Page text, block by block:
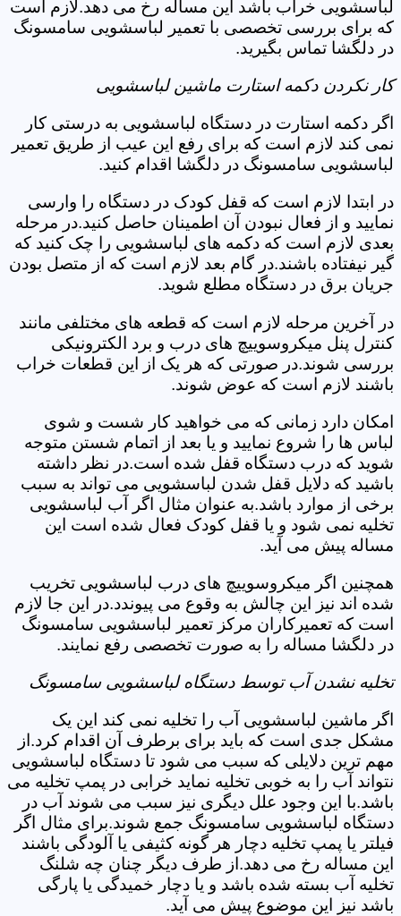
لباسشویی خراب باشد این مساله رخ می دهد.لازم است
که برای بررسی تخصصی با تعمیر لباسشویی سامسونگ
در دلگشا تماس بگیرید.
کار نکردن دکمه استارت ماشین لباسشویی
اگر دکمه استارت در دستگاه لباسشویی به درستی کار
نمی کند لازم است که برای رفع این عیب از طریق تعمیر
لباسشویی سامسونگ در دلگشا اقدام کنید.
در ابتدا لازم است که قفل کودک در دستگاه را وارسی
نمایید و از فعال نبودن آن اطمینان حاصل کنید.در مرحله
بعدی لازم است که دکمه های لباسشویی را چک کنید که
گیر نیفتاده باشند.در گام بعد لازم است که از متصل بودن
جریان برق در دستگاه مطلع شوید.
در آخرین مرحله لازم است که قطعه های مختلفی مانند
کنترل پنل میکروسوییچ های درب و برد الکترونیکی
بررسی شوند.در صورتی که هر یک از این قطعات خراب
باشند لازم است که عوض شوند.
امکان دارد زمانی که می خواهید کار شست و شوی
لباس ها را شروع نمایید و یا بعد از اتمام شستن متوجه
شوید که درب دستگاه قفل شده است.در نظر داشته
باشید که دلایل قفل شدن لباسشویی می تواند به سبب
برخی از موارد باشد.به عنوان مثال اگر آب لباسشویی
تخلیه نمی شود و یا قفل کودک فعال شده است این
مساله پیش می آید.
همچنین اگر میکروسوییچ های درب لباسشویی تخریب
شده اند نیز این چالش به وقوع می پیوندد.در این جا لازم
است که تعمیرکاران مرکز تعمیر لباسشویی سامسونگ
در دلگشا مساله را به صورت تخصصی رفع نمایند.
تخلیه نشدن آب توسط دستگاه لباسشویی سامسونگ
اگر ماشین لباسشویی آب را تخلیه نمی کند این یک
مشکل جدی است که باید برای برطرف آن اقدام کرد.از
مهم ترین دلایلی که سبب می شود تا دستگاه لباسشویی
نتواند آب را به خوبی تخلیه نماید خرابی در پمپ تخلیه می
باشد.با این وجود علل دیگری نیز سبب می شوند آب در
دستگاه لباسشویی سامسونگ جمع شوند.برای مثال اگر
فیلتر یا پمپ تخلیه دچار هر گونه کثیفی یا آلودگی باشند
این مساله رخ می دهد.از طرف دیگر چنان چه شلنگ
تخلیه آب بسته شده باشد و یا دچار خمیدگی یا پارگی
باشد نیز این موضوع پیش می آید.